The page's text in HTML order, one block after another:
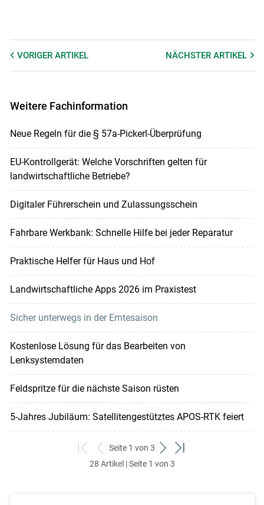
VORIGER ARTIKEL NÄCHSTERARTIKEL
Weitere Fachinformation
Neue Regeln für die § 57a-Pickerl-Überprüfung
EU-Kontrollgerät: Welche Vorschriften gelten für
landwirtschaftliche Betriebe?
Digitaler Führerschein und Zulassungsschein
Fahrbare Werkbank: Schnelle Hilfe bei jeder Reparatur
Praktische Helfer für Haus und Hof
Landwirtschaftliche Apps 2026 im Praxistest
Sicher unterwegs in der Erntesaison
Kostenlose Lösung für das Bearbeiten von
Lenksystemdaten
Feldspritze für die nächste Saison rüsten
5-Jahres Jubiläum: Satellitengestütztes APOS-RTK feiert
zum
ersten
zurück
zum
Seite 1 von 3
weiter
zum
zum
28 Artikel | Seite 1 von 3